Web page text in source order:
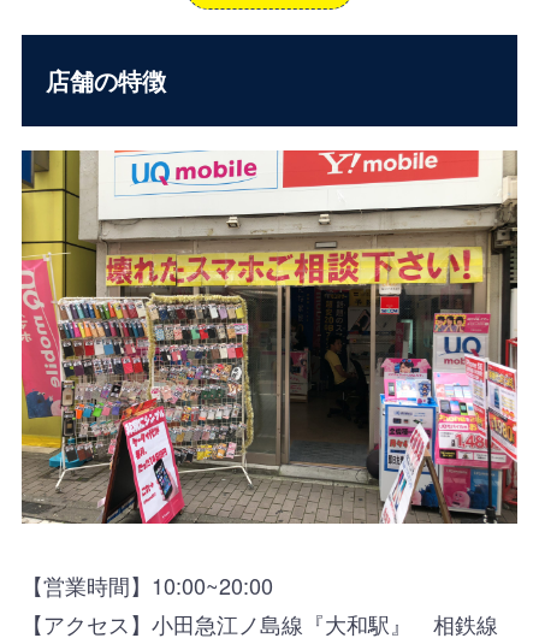
店舗の特徴
【営業時間】10:00~20:00
【アクセス】小田急江ノ島線『大和駅』 相鉄線